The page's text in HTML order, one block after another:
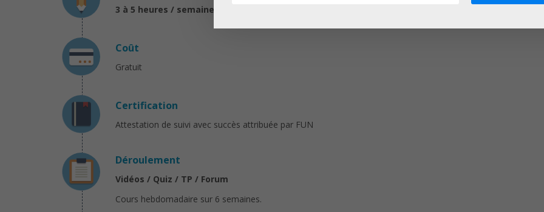
3 à 5 heures / semaine
Coût
Gratuit
Certification
Attestation de suivi avec succès attribuée par FUN
Déroulement
Vidéos / Quiz / TP / Forum
Cours hebdomadaire sur 6 semaines.